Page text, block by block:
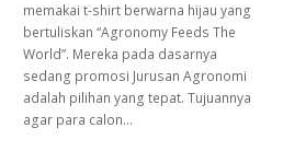
memakai t-shirt berwarna hijau yang
bertuliskan “Agronomy Feeds The
World”. Mereka pada dasarnya
sedang promosi Jurusan Agronomi
adalah pilihan yang tepat. Tujuannya
agar para calon…